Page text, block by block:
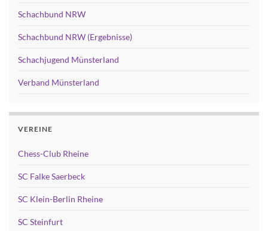
Schachbund NRW
Schachbund NRW (Ergebnisse)
Schachjugend Münsterland
Verband Münsterland
VEREINE
Chess-Club Rheine
SC Falke Saerbeck
SC Klein-Berlin Rheine
SC Steinfurt